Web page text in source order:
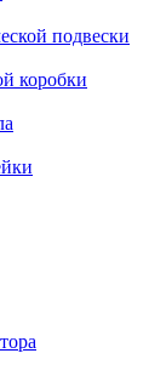
подвески
коробки